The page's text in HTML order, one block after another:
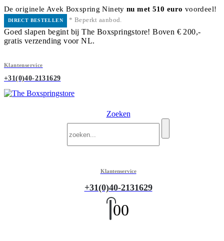
De originele Avek Boxspring Ninetynu met 510 euro voordeel!
DIRECT BESTELLEN * Beperkt aanbod.
Goed slapen begint bij The Boxspringstore! Boven € 200,-
gratis verzending voor NL.
Klantenservice
+31(0)40-2131629
Zoeken
Klantenservice
+31(0)40-2131629
00